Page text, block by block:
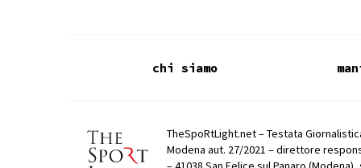
chi siamo
TheSpoRtLight.net – Testata
Modena aut. 27/2021 – direttore